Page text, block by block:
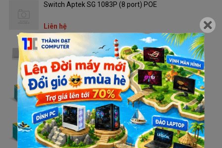
Switch Aptek SG 1083P (8 port) POE
Liên hệ
Switch Dahua DH PFS3008-8ET (100M)
Liên hệ
Switch TP Link LS1005
Liên hệ
Switch TP Link LS1005G - 1G
Liên hệ